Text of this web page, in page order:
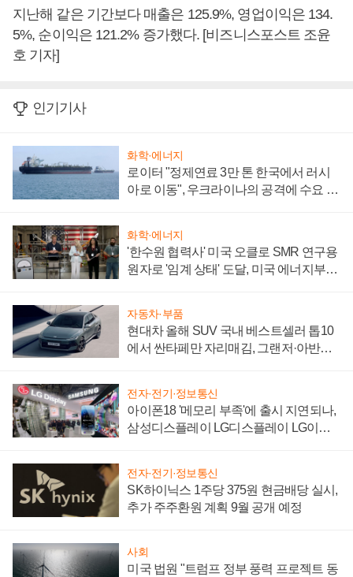
지난해 같은 기간보다 매출은 125.9%, 영업이익은 134.
5%, 순이익은 121.2% 증가했다. [비즈니스포스트 조윤
호 기자]
인기기사
화학·에너지
로이터 "정제연료 3만 톤 한국에서 러시
아로 이동", 우크라이나의 공격에 수요 늘
화학·에너지
'한수원 협력사' 미국 오클로 SMR 연구용
원자로 '임계 상태' 도달, 미국 에너지부
자동차·부품
현대차 올해 SUV 국내 베스트셀러 톱10
에서 싼타페만 자리매김, 그랜저·아반떼
전자·전기·정보통신
아이폰18 '메모리 부족'에 출시 지연되나,
삼성디스플레이 LG디스플레이 LG이노
전자·전기·정보통신
SK하이닉스 1주당 375원 현금배당 실시,
추가 주주환원 계획 9월 공개 예정
사회
미국 법원 "트럼프 정부 풍력 프로젝트 동